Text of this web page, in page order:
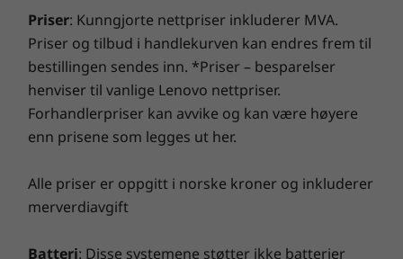
Vekt
Starter på 1,32 kg
Spesifikasjoner kan variere avhengig av region/modell.
Porter og spor
Kombinert hodetelefon/mikrofon
Priser: Kunngjorte nettpriser inkluderer MVA.
Priser og tilbud i handlekurven kan endres frem til
bestillingen sendes inn. *Priser – besparelser
henviser til vanlige Lenovo nettpriser.
Forhandlerpriser kan avvike og kan være høyere
enn prisene som legges ut her.
Alle priser er oppgitt i norske kroner og inkluderer
merverdiavgift
Batteri: Disse systemene støtter ikke batterier